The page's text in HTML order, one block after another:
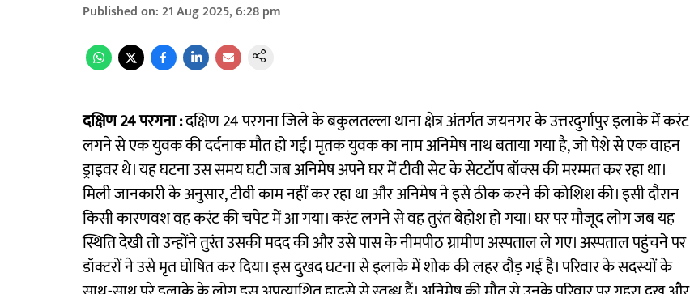
Published on:21 Aug 2025, 6:28 pm
दक्षिण 24 परगना :दक्षिण 24 परगना जिले के बकुलतल्ला थाना क्षेत्र अंतर्गत जयनगर के उत्तरदुर्गापुर इलाके में करंट
लगने से एक युवक की दर्दनाक मौत हो गई। मृतक युवक का नाम अनिमेष नाथ बताया गया है, जो पेशे से एक वाहन
ड्राइवर थे। यह घटना उस समय घटी जब अनिमेष अपने घर में टीवी सेट के सेटटॉप बॉक्स की मरम्मत कर रहा था।
मिली जानकारी के अनुसार, टीवी काम नहीं कर रहा था और अनिमेष ने इसे ठीक करने की कोशिश की। इसी दौरान
किसी कारणवश वह करंट की चपेट में आ गया। करंट लगने से वह तुरंत बेहोश हो गया। घर पर मौजूद लोग जब यह
स्थिति देखी तो उन्होंने तुरंत उसकी मदद की और उसे पास के नीमपीठ ग्रामीण अस्पताल ले गए। अस्पताल पहुंचने पर
डॉक्टरों ने उसे मृत घोषित कर दिया। इस दुखद घटना से इलाके में शोक की लहर दौड़ गई है। परिवार के सदस्यों के